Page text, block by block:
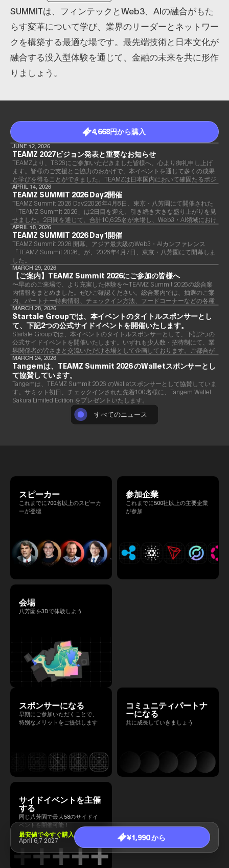
最安値で今すぐ購入
April 6,7 2027
¥1,990 から
SUMMITは、フィンテックとWeb3、AIの融合がもた
らす変革について学び、業界のリーダーとネットワー
クを構築する最適な場です。最先端技術と日本文化が
融合する没入型体験を通じて、金融の未来を共に形作
りましょう。
4,668円から購入
JUNE 12, 2026
TEAMZ 2027ビジョン発表と重要なお知らせ
TEAMZより、TS26にご参加いただきました皆様へ、心より御礼申し上げ
ます。皆様のご支援とご協力のおかげで、本イベントを通じて多くの成果
と学びを得ることができました。TEAMZは日本国内において確固たるポジ
ションを築き、業界において欠かせないイベントへと成長したことをご報
告いたします。
APRIL 14, 2026
TEAMZ SUMMIT 2026 Day2開催
TEAMZ Summit 2026 Day22026年4月8日、東京・八芳園にて開催された
「TEAMZ Summit 2026」は2日目を迎え、引き続き大きな盛り上がりを見
せました。2日間を通じて、合計10,625名が来場し、Web3・AI領域におけ
るアジア最大級のカンファレンスとして、その存在感を強く示す結果とな
りました。
APRIL 10, 2026
TEAMZ SUMMIT 2026 Day1開催
TEAMZ Summit 2026 開幕、アジア最大級のWeb3・AIカンファレンス
「TEAMZ Summit 2026」が、2026年4月7日、東京・八芳園にて開幕しま
した。
MARCH 29, 2026
【ご案内】TEAMZ Summit 2026にご参加の皆様へ
〜早めのご来場で、より充実した体験を〜TEAMZ Summit 2026の総合案
内情報をまとめました。ぜひご確認ください。総合案内では、抽選のご案
内、パートナー特典情報、チェックイン方法、フードコーナーなどの各種
情報をご確認いただけます。ぜひご活用ください。詳細
MARCH 28, 2026
Startale Groupでは、本イベントのタイトルスポンサーとし
て、下記2つの公式サイドイベントを開催いたします。
Startale Groupでは、本イベントのタイトルスポンサーとして、下記2つの
公式サイドイベントを開催いたします。いずれも少人数・招待制にて、業
界関係者の皆さまと交流いただける場として企画しております。ご都合が
合いましたら、ぜひご参加ください。
MARCH 24, 2026
Tangemは、TEAMZ Summit 2026 のWalletスポンサーとし
て協賛しています。
Tangemは、TEAMZ Summit 2026 のWalletスポンサーとして協賛していま
す。サミット初日、チェックインされた先着100名様に、Tangem Wallet
Sakura Limited Edition をプレゼントいたします。
すべてのニュース
スピーカー
これまでに700名以上のスピーカ
ーが登壇
参加企業
これまでに500社以上の主要企業
が参加
会場
八芳園を3Dで体験しよう
スポンサーになる
早期にご参加いただくことで、
特別なメリットをご提供します
コミュニティパートナ
ーになる
共に成長していきましょう
サイドイベントを主催
する
同じ八芳園で最大58のサイドイ
ベントを開催可能！